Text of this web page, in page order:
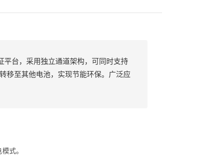
平台，采用独立通道架构，可同时支持
移至其他电池，实现节能环保。广泛应
式。